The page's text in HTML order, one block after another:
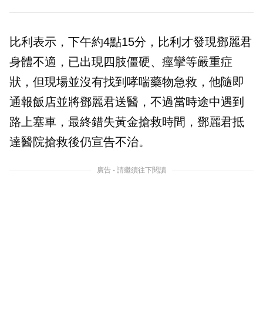
比利表示，下午約4點15分，比利才發現鄧麗君
身體不適，已出現四肢僵硬、痙攣等嚴重症
狀，但現場並沒有找到哮喘藥物急救，他隨即
通報飯店並將鄧麗君送醫，不過當時途中遇到
路上塞車，最終錯失黃金搶救時間，鄧麗君抵
達醫院搶救後仍宣告不治。
廣告 - 請繼續往下閱讀